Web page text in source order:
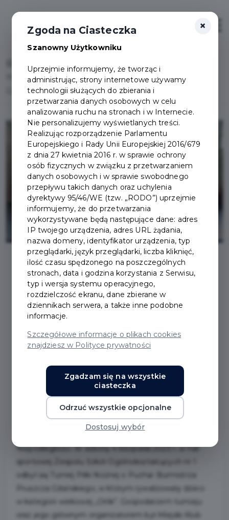
Halowy Turniej Piłki Nożnej o Puchar Burmistrza Pruszcza
Gdańskiego za nami
2023-11-08
HALOWY TURNIEJ PIŁKI
NOŻNEJ O PUCHAR
BURMISTRZA PRUSZCZA
GDAŃSKIEGO ZA NAMI
Od mocnego, sportowego akcentu w miniony
weekend, rozpoczęto w Pruszczu Gdańskim
Niepodległości. W sobotę 4 listopada 2023 r. w hali
sportowej Zespołu Szkół Ogólnokształcących nr 1
odbył się Turniej Piłki Nożnej o Puchar Burmistrza
Pruszcza Gdańskiego, w którym rywalizowały dzieci
w kategorii wiekowej „Orlik”. Gospodarzem turnieju
oraz jego głównym organizatorem był Miejski Klub
×
Zgoda na Ciasteczka
Szanowny Użytkowniku
Uprzejmie informujemy, że tworząc i
administrując, strony internetowe używamy
technologii służących do zbierania i
przetwarzania danych osobowych w celu
analizowania ruchu na stronach i w Internecie.
Nie personalizujemy wyświetlanych treści.
Realizując rozporządzenie Parlamentu
Europejskiego i Rady Unii Europejskiej 2016/679
z dnia 27 kwietnia 2016 r. w sprawie ochrony
osób fizycznych w związku z przetwarzaniem
danych osobowych i w sprawie swobodnego
przepływu takich danych oraz uchylenia
dyrektywy 95/46/WE (tzw. „RODO”) uprzejmie
informujemy, że do przetwarzania
wykorzystywane będą następujące dane: adres
IP twojego urządzenia, adres URL żądania,
nazwa domeny, identyfikator urządzenia, typ
przeglądarki, język przeglądarki, liczba kliknięć,
ilość czasu spędzonego na poszczególnych
stronach, data i godzina korzystania z Serwisu,
typ i wersja systemu operacyjnego,
rozdzielczość ekranu, dane zbierane w
dziennikach serwera, a także inne podobne
informacje.
Szczegółowe informacje o plikach cookies
znajdziesz w Polityce prywatności
Zgadzam się na wszystkie
ciasteczka
Odrzuć wszystkie opcjonalne
Dostosuj wybór